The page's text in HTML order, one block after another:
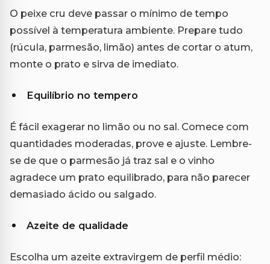
O peixe cru deve passar o mínimo de tempo
possível à temperatura ambiente. Prepare tudo
(rúcula, parmesão, limão) antes de cortar o atum,
monte o prato e sirva de imediato.
Equilíbrio no tempero
É fácil exagerar no limão ou no sal. Comece com
quantidades moderadas, prove e ajuste. Lembre-
se de que o parmesão já traz sal e o vinho
agradece um prato equilibrado, para não parecer
demasiado ácido ou salgado.
Azeite de qualidade
Escolha um azeite extravirgem de perfil médio: